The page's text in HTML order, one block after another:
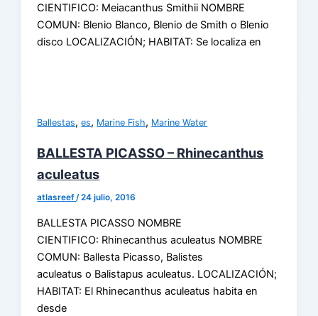
CIENTIFICO: Meiacanthus Smithii NOMBRE
COMUN: Blenio Blanco, Blenio de Smith o Blenio
disco LOCALIZACIÓN; HABITAT: Se localiza en
Ballestas,es, Marine Fish, Marine Water
BALLESTA PICASSO – Rhinecanthus
aculeatus
atlasreef/24 julio, 2016
BALLESTA PICASSO NOMBRE
CIENTIFICO: Rhinecanthus aculeatus NOMBRE
COMUN: Ballesta Picasso, Balistes
aculeatus o Balistapus aculeatus. LOCALIZACIÓN;
HABITAT: El Rhinecanthus aculeatus habita en
desde